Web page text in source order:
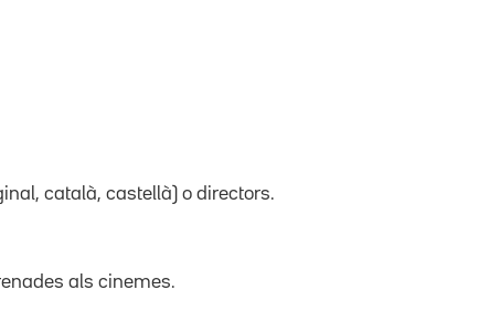
català, castellà) o directors.
als cinemes.